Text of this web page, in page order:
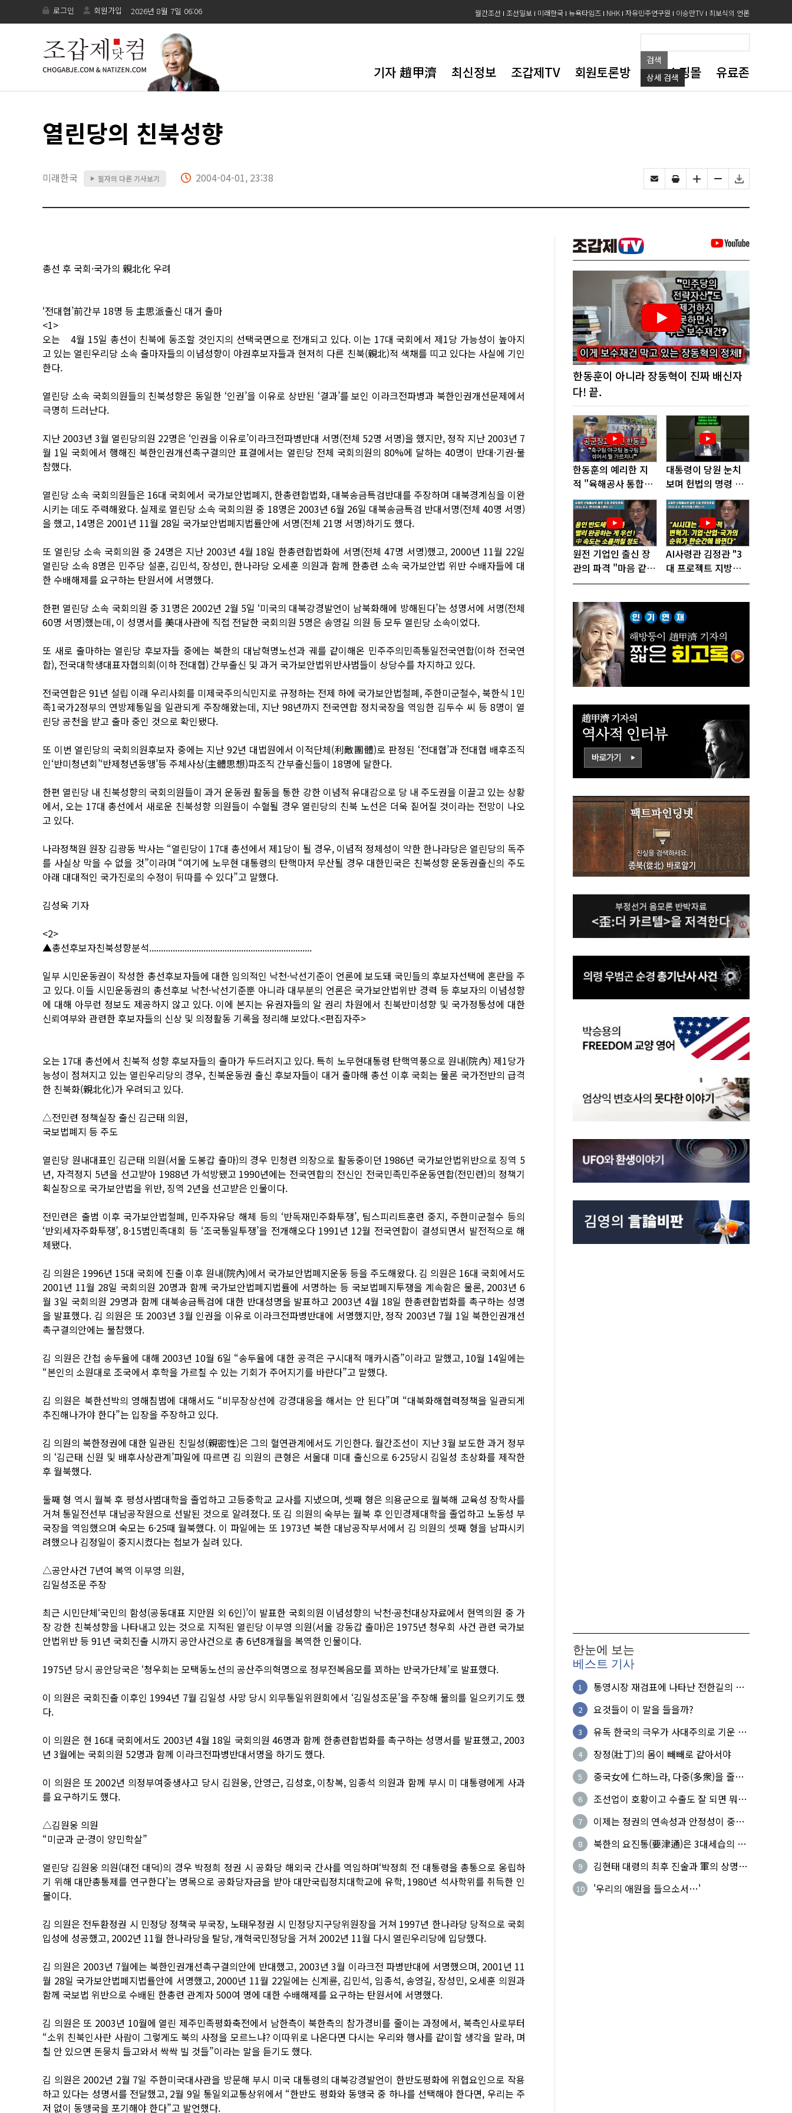
로그인 회원가입 2026년 8월 7일 06:06 월간조선 조선일보 미래한국 뉴욕타임즈 NHK 자유민주연구원 이승만TV 최보식의 언론
검색
상세 검색
기자 趙甲濟 최신정보 조갑제TV 회원토론방 도서쇼핑몰 유료존
열린당의 친북성향
미래한국 ▶ 필자의 다른 기사보기 2004-04-01, 23:38
총선 후 국회·국가의 親北化 우려
‘전대협’前간부 18명 등 主思派출신 대거 출마
<1>
오는 4월 15일 총선이 친북에 동조할 것인지의 선택국면으로 전개되고 있다. 이는 17대 국회에서 제1당 가능성이 높아지
고 있는 열린우리당 소속 출마자들의 이념성향이 야권후보자들과 현저히 다른 친북(親北)적 색채를 띠고 있다는 사실에 기인
한다.
열린당 소속 국회의원들의 친북성향은 동일한 ‘인권’을 이유로 상반된 ‘결과’를 보인 이라크전파병과 북한인권개선문제에서
극명히 드러난다.
지난 2003년 3월 열린당의원 22명은 ‘인권을 이유로’이라크전파병반대 서명(전체 52명 서명)을 했지만, 정작 지난 2003년 7
월 1일 국회에서 행해진 북한인권개선촉구결의안 표결에서는 열린당 전체 국회의원의 80%에 달하는 40명이 반대·기권·불
참했다.
열린당 소속 국회의원들은 16대 국회에서 국가보안법폐지, 한총련합법화, 대북송금특검반대를 주장하며 대북경계심을 이완
시키는 데도 주력해왔다. 실제로 열린당 소속 국회의원 중 18명은 2003년 6월 26일 대북송금특검 반대서명(전체 40명 서명)
을 했고, 14명은 2001년 11월 28일 국가보안법폐지법률안에 서명(전체 21명 서명)하기도 했다.
또 열린당 소속 국회의원 중 24명은 지난 2003년 4월 18일 한총련합법화에 서명(전체 47명 서명)했고, 2000년 11월 22일
열린당 소속 8명은 민주당 설훈, 김민석, 장성민, 한나라당 오세훈 의원과 함께 한총련 소속 국가보안법 위반 수배자들에 대
한 수배해제를 요구하는 탄원서에 서명했다.
한편 열린당 소속 국회의원 중 31명은 2002년 2월 5일 ‘미국의 대북강경발언이 남북화해에 방해된다’는 성명서에 서명(전체
60명 서명)했는데, 이 성명서를 美대사관에 직접 전달한 국회의원 5명은 송영길 의원 등 모두 열린당 소속이었다.
또 새로 출마하는 열린당 후보자들 중에는 북한의 대남혁명노선과 궤를 같이해온 민주주의민족통일전국연합(이하 전국연
합), 전국대학생대표자협의회(이하 전대협) 간부출신 및 과거 국가보안법위반사범들이 상당수를 차지하고 있다.
전국연합은 91년 설립 이래 우리사회를 미제국주의식민지로 규정하는 전제 하에 국가보안법철폐, 주한미군철수, 북한식 1민
족1국가2정부의 연방제통일을 일관되게 주장해왔는데, 지난 98년까지 전국연합 정치국장을 역임한 김두수 씨 등 8명이 열
린당 공천을 받고 출마 중인 것으로 확인됐다.
또 이번 열린당의 국회의원후보자 중에는 지난 92년 대법원에서 이적단체(利敵團體)로 판정된 ‘전대협’과 전대협 배후조직
인‘반미청년회’‘반제청년동맹’등 주체사상(主體思想)파조직 간부출신들이 18명에 달한다.
한편 열린당 내 친북성향의 국회의원들이 과거 운동권 활동을 통한 강한 이념적 유대감으로 당 내 주도권을 이끌고 있는 상황
에서, 오는 17대 총선에서 새로운 친북성향 의원들이 수혈될 경우 열린당의 친북 노선은 더욱 짙어질 것이라는 전망이 나오
고 있다.
나라정책원 원장 김광동 박사는 “열린당이 17대 총선에서 제1당이 될 경우, 이념적 정체성이 약한 한나라당은 열린당의 독주
를 사실상 막을 수 없을 것”이라며 “여기에 노무현 대통령의 탄핵마저 무산될 경우 대한민국은 친북성향 운동권출신의 주도
아래 대대적인 국가진로의 수정이 뒤따를 수 있다”고 말했다.
김성욱 기자
<2>
▲총선후보자친북성향분석.....................................................................
일부 시민운동권이 작성한 총선후보자들에 대한 임의적인 낙천·낙선기준이 언론에 보도돼 국민들의 후보자선택에 혼란을 주
고 있다. 이들 시민운동권의 총선후보 낙천·낙선기준뿐 아니라 대부분의 언론은 국가보안법위반 경력 등 후보자의 이념성향
에 대해 아무런 정보도 제공하지 않고 있다. 이에 본지는 유권자들의 알 권리 차원에서 친북반미성향 및 국가정통성에 대한
신뢰여부와 관련한 후보자들의 신상 및 의정활동 기록을 정리해 보았다.<편집자주>
오는 17대 총선에서 친북적 성향 후보자들의 출마가 두드러지고 있다. 특히 노무현대통령 탄핵역풍으로 원내(院內) 제1당가
능성이 점쳐지고 있는 열린우리당의 경우, 친북운동권 출신 후보자들이 대거 출마해 총선 이후 국회는 물론 국가전반의 급격
한 친북화(親北化)가 우려되고 있다.
△전민련 정책실장 출신 김근태 의원,
국보법폐지 등 주도
열린당 원내대표인 김근태 의원(서울 도봉갑 출마)의 경우 민청련 의장으로 활동중이던 1986년 국가보안법위반으로 징역 5
년, 자격정지 5년을 선고받아 1988년 가석방됐고 1990년에는 전국연합의 전신인 전국민족민주운동연합(전민련)의 정책기
획실장으로 국가보안법을 위반, 징역 2년을 선고받은 인물이다.
전민련은 출범 이후 국가보안법철폐, 민주자유당 해체 등의 ‘반독재민주화투쟁’, 팀스피리트훈련 중지, 주한미군철수 등의
‘반외세자주화투쟁’, 8·15범민족대회 등 ‘조국통일투쟁’을 전개해오다 1991년 12월 전국연합이 결성되면서 발전적으로 해
체됐다.
김 의원은 1996년 15대 국회에 진출 이후 원내(院內)에서 국가보안법폐지운동 등을 주도해왔다. 김 의원은 16대 국회에서도
2001년 11월 28일 국회의원 20명과 함께 국가보안법폐지법률에 서명하는 등 국보법폐지투쟁을 계속함은 물론, 2003년 6
월 3일 국회의원 29명과 함께 대북송금특검에 대한 반대성명을 발표하고 2003년 4월 18일 한총련합법화를 촉구하는 성명
을 발표했다. 김 의원은 또 2003년 3월 인권을 이유로 이라크전파병반대에 서명했지만, 정작 2003년 7월 1일 북한인권개선
촉구결의안에는 불참했다.
김 의원은 간첩 송두율에 대해 2003년 10월 6일 “송두율에 대한 공격은 구시대적 매카시즘”이라고 말했고, 10월 14일에는
“본인의 소원대로 조국에서 후학을 가르칠 수 있는 기회가 주어지기를 바란다”고 말했다.
김 의원은 북한선박의 영해침범에 대해서도 “비무장상선에 강경대응을 해서는 안 된다”며 “대북화해협력정책을 일관되게
추진해나가야 한다”는 입장을 주장하고 있다.
김 의원의 북한정권에 대한 일관된 친밀성(親密性)은 그의 혈연관계에서도 기인한다. 월간조선이 지난 3월 보도한 과거 정부
의 ‘김근태 신원 및 배후사상관계’파일에 따르면 김 의원의 큰형은 서울대 미대 출신으로 6·25당시 김일성 초상화를 제작한
후 월북했다.
둘째 형 역시 월북 후 평성사범대학을 졸업하고 고등중학교 교사를 지냈으며, 셋째 형은 의용군으로 월북해 교육성 장학사를
거쳐 통일전선부 대남공작원으로 선발된 것으로 알려졌다. 또 김 의원의 숙부는 월북 후 인민경제대학을 졸업하고 노동성 부
국장을 역임했으며 숙모는 6·25때 월북했다. 이 파일에는 또 1973년 북한 대남공작부서에서 김 의원의 셋째 형을 남파시키
려했으나 김정일이 중지시켰다는 첩보가 실려 있다.
△공안사건 7년여 복역 이부영 의원,
김일성조문 주장
최근 시민단체‘국민의 함성(공동대표 지만원 외 6인)’이 발표한 국회의원 이념성향의 낙천·공천대상자료에서 현역의원 중 가
장 강한 친북성향을 나타내고 있는 것으로 지적된 열린당 이부영 의원(서울 강동갑 출마)은 1975년 청우회 사건 관련 국가보
안법위반 등 91년 국회진출 시까지 공안사건으로 총 6년8개월을 복역한 인물이다.
1975년 당시 공안당국은 ‘청우회는 모택동노선의 공산주의혁명으로 정부전복음모를 꾀하는 반국가단체’로 발표했다.
이 의원은 국회진출 이후인 1994년 7월 김일성 사망 당시 외무통일위원회에서 ‘김일성조문’을 주장해 물의를 일으키기도 했
다.
이 의원은 현 16대 국회에서도 2003년 4월 18일 국회의원 46명과 함께 한총련합법화를 촉구하는 성명서를 발표했고, 2003
년 3월에는 국회의원 52명과 함께 이라크전파병반대서명을 하기도 했다.
이 의원은 또 2002년 의정부여중생사고 당시 김원웅, 안영근, 김성호, 이창복, 임종석 의원과 함께 부시 미 대통령에게 사과
를 요구하기도 했다.
△김원웅 의원
“미군과 군·경이 양민학살”
열린당 김원웅 의원(대전 대덕)의 경우 박정희 정권 시 공화당 해외국 간사를 역임하며‘박정희 전 대통령을 총통으로 옹립하
기 위해 대만총통제를 연구한다’는 명목으로 공화당자금을 받아 대만국립정치대학교에 유학, 1980년 석사학위를 취득한 인
물이다.
김 의원은 전두환정권 시 민정당 정책국 부국장, 노태우정권 시 민정당지구당위원장을 거쳐 1997년 한나라당 당적으로 국회
입성에 성공했고, 2002년 11월 한나라당을 탈당, 개혁국민정당을 거쳐 2002년 11월 다시 열린우리당에 입당했다.
김 의원은 2003년 7월에는 북한인권개선촉구결의안에 반대했고, 2003년 3월 이라크전 파병반대에 서명했으며, 2001년 11
월 28일 국가보안법폐지법률안에 서명했고, 2000년 11월 22일에는 신계륜, 김민석, 임종석, 송영길, 장성민, 오세훈 의원과
함께 국보법 위반으로 수배된 한총련 관계자 500여 명에 대한 수배해제를 요구하는 탄원서에 서명했다.
김 의원은 또 2003년 10월에 열린 제주민족평화축전에서 남한측이 북한측의 참가경비를 줄이는 과정에서, 북측인사로부터
“소위 친북인사란 사람이 그렇게도 북의 사정을 모르느냐? 이따위로 나온다면 다시는 우리와 행사를 같이할 생각을 말라, 며
칠 안 있으면 돈뭉치 들고와서 싹싹 빌 것들”이라는 말을 듣기도 했다.
김 의원은 2002년 2월 7일 주한미국대사관을 방문해 부시 미국 대통령의 대북강경발언이 한반도평화에 위협요인으로 작용
하고 있다는 성명서를 전달했고, 2월 9일 통일외교통상위에서 “한반도 평화와 동맹국 중 하나를 선택해야 한다면, 우리는 주
저 없이 동맹국을 포기해야 한다”고 발언했다.
한동훈이 아니라 장동혁이 진짜 배신자
다! 끝.
한동훈의 예리한 지
적 "육해공사 통합하
면 쿠데타 쉬워진다"
대통령이 당원 눈치
보며 헌법의 명령 거
부, 발목 잡혔다!
원전 기업인 출신 장
관의 파격 "마음 같아
서는 수도권에 원전
AI사령관 김정관 "3
대 프로젝트 지방투
자는 국가생존을 건
한눈에 보는
베스트 기사
1
통영시장 재검표에 나타난 전한길의 무
2 요것들이 이 말을 들을까?
3
유독 한국의 극우가 사대주의로 기운 이
4 장정(壯丁)의 몸이 빼빼로 같아서야
5
중국女에 仁하느라, 다중(多衆)을 줄세
6
조선업이 호황이고 수출도 잘 되면 뭐하
7
이제는 정권의 연속성과 안정성이 중요
8
북한의 요진통(要津通)은 3대세습의 사
9
김현태 대령의 최후 진술과 軍의 상명하
10 '우리의 애원을 들으소서…'